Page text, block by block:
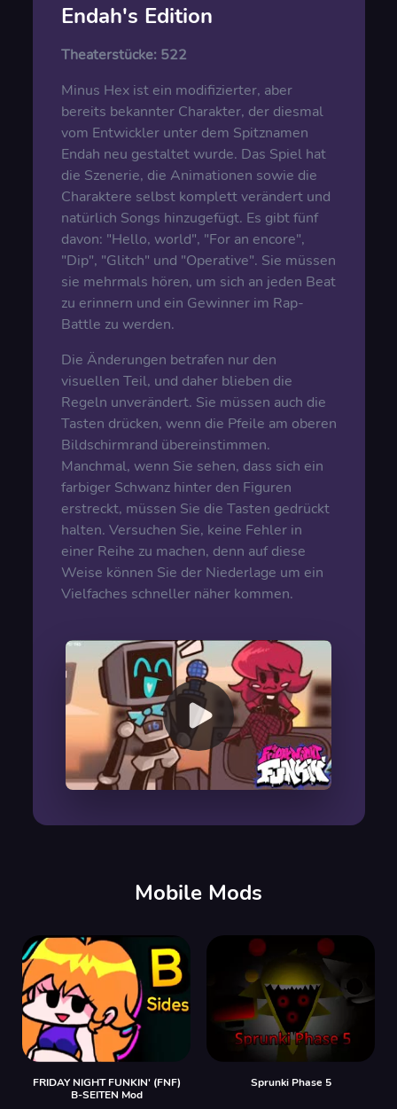
Endah's Edition
Theaterstücke: 522
Minus Hex ist ein modifizierter, aber
bereits bekannter Charakter, der diesmal
vom Entwickler unter dem Spitznamen
Endah neu gestaltet wurde. Das Spiel hat
die Szenerie, die Animationen sowie die
Charaktere selbst komplett verändert und
natürlich Songs hinzugefügt. Es gibt fünf
davon: "Hello, world", "For an encore",
"Dip", "Glitch" und "Operative". Sie müssen
sie mehrmals hören, um sich an jeden Beat
zu erinnern und ein Gewinner im Rap-
Battle zu werden.
Die Änderungen betrafen nur den
visuellen Teil, und daher blieben die
Regeln unverändert. Sie müssen auch die
Tasten drücken, wenn die Pfeile am oberen
Bildschirmrand übereinstimmen.
Manchmal, wenn Sie sehen, dass sich ein
farbiger Schwanz hinter den Figuren
erstreckt, müssen Sie die Tasten gedrückt
halten. Versuchen Sie, keine Fehler in
einer Reihe zu machen, denn auf diese
Weise können Sie der Niederlage um ein
Vielfaches schneller näher kommen.
Mobile Mods
FRIDAY NIGHT FUNKIN' (FNF)
B-SEITEN Mod
Sprunki Phase 5